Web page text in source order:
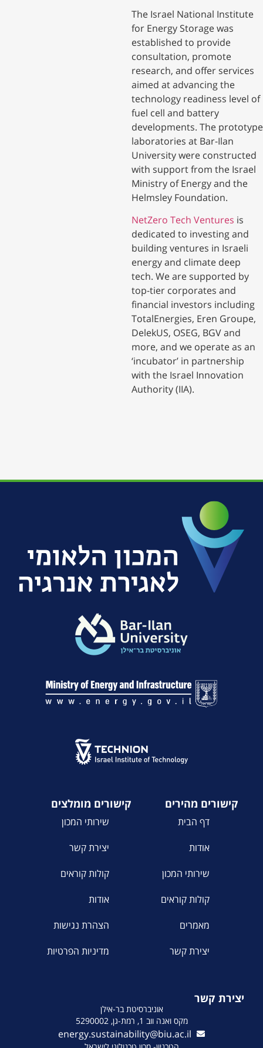
​The Israel National Institute
for Energy Storage was
established to provide
consultation, promote
research, and offer services
aimed at advancing the
technology readiness level of
fuel cell and battery
developments. The prototype
laboratories at Bar-Ilan
University were constructed
with support from the Israel
Ministry of Energy and the
Helmsley Foundation.
NetZero Tech Ventures is
dedicated to investing and
building ventures in Israeli
energy and climate deep
tech. We are supported by
top-tier corporates and
financial investors including
TotalEnergies, Eren Groupe,
DelekUS, OSEG, BGV and
more, and we operate as an
‘incubator’ in partnership
with the Israel Innovation
Authority (IIA).
קישורים מהירים
דף הבית
אודות
שירותי המכון
קולות קוראים
מאמרים
יצירת קשר
קישורים מומלצים
שירותי המכון
יצירת קשר
קולות קוראים
אודות
הצהרת נגישות
מדיניות הפרטיות
יצירת קשר
אוניברסיטת בר-אילן
מקס ואנה ווב 1, רמת-גן, 5290002
energy.sustainability@biu.ac.il